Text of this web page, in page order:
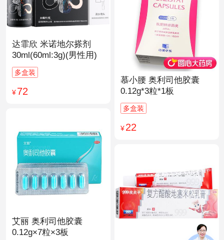
达霏欣 米诺地尔搽剂
30ml(60ml:3g)(男性用)
多盒装
¥72
慕小腰 奥利司他胶囊
0.12g*3粒*1板
多盒装
¥22
艾丽 奥利司他胶囊
0.12g×7粒×3板